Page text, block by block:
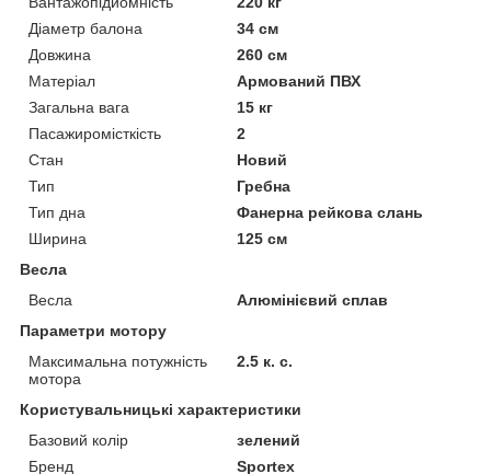
Діаметр балона
34 см
Довжина
260 см
Матеріал
Армований ПВХ
Загальна вага
15 кг
Пасажиромісткість
2
Стан
Новий
Тип
Гребна
Тип дна
Фанерна рейкова слань
Ширина
125 см
Весла
Весла
Алюмінієвий сплав
Параметри мотору
Максимальна потужність
мотора
2.5 к. с.
Користувальницькі характеристики
Базовий колір
зелений
Бренд
Sportex